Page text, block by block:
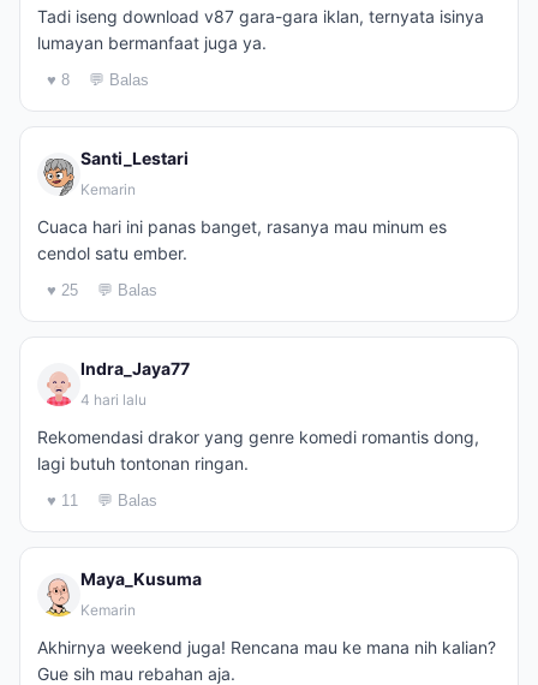
Tadi iseng download v87 gara-gara iklan, ternyata isinya
lumayan bermanfaat juga ya.
♥ 8 💬 Balas
Santi_Lestari
Kemarin
Cuaca hari ini panas banget, rasanya mau minum es
cendol satu ember.
♥ 25 💬 Balas
Indra_Jaya77
4 hari lalu
Rekomendasi drakor yang genre komedi romantis dong,
lagi butuh tontonan ringan.
♥ 11 💬 Balas
Maya_Kusuma
Kemarin
Akhirnya weekend juga! Rencana mau ke mana nih kalian?
Gue sih mau rebahan aja.